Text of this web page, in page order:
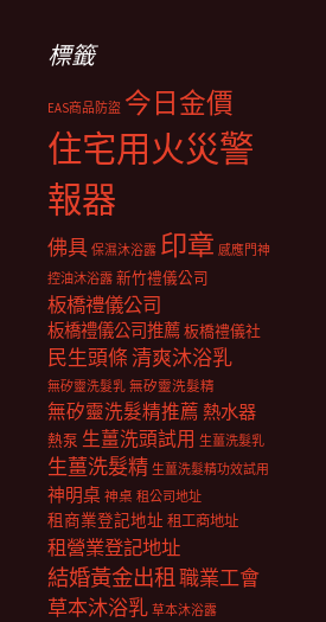
標籤
EAS商品防盜 今日金價
住宅用火災警
報器
佛具 保濕沐浴露 印章 感應門神
控油沐浴露 新竹禮儀公司
板橋禮儀公司
板橋禮儀公司推薦板橋禮儀社
民生頭條清爽沐浴乳
無矽靈洗髮乳 無矽靈洗髮精
無矽靈洗髮精推薦 熱水器
熱泵 生薑洗頭試用 生薑洗髮乳
生薑洗髮精 生薑洗髮精功效試用
神明桌 神桌 租公司地址
租商業登記地址 租工商地址
租營業登記地址
結婚黃金出租職業工會
草本沐浴乳 草本沐浴露